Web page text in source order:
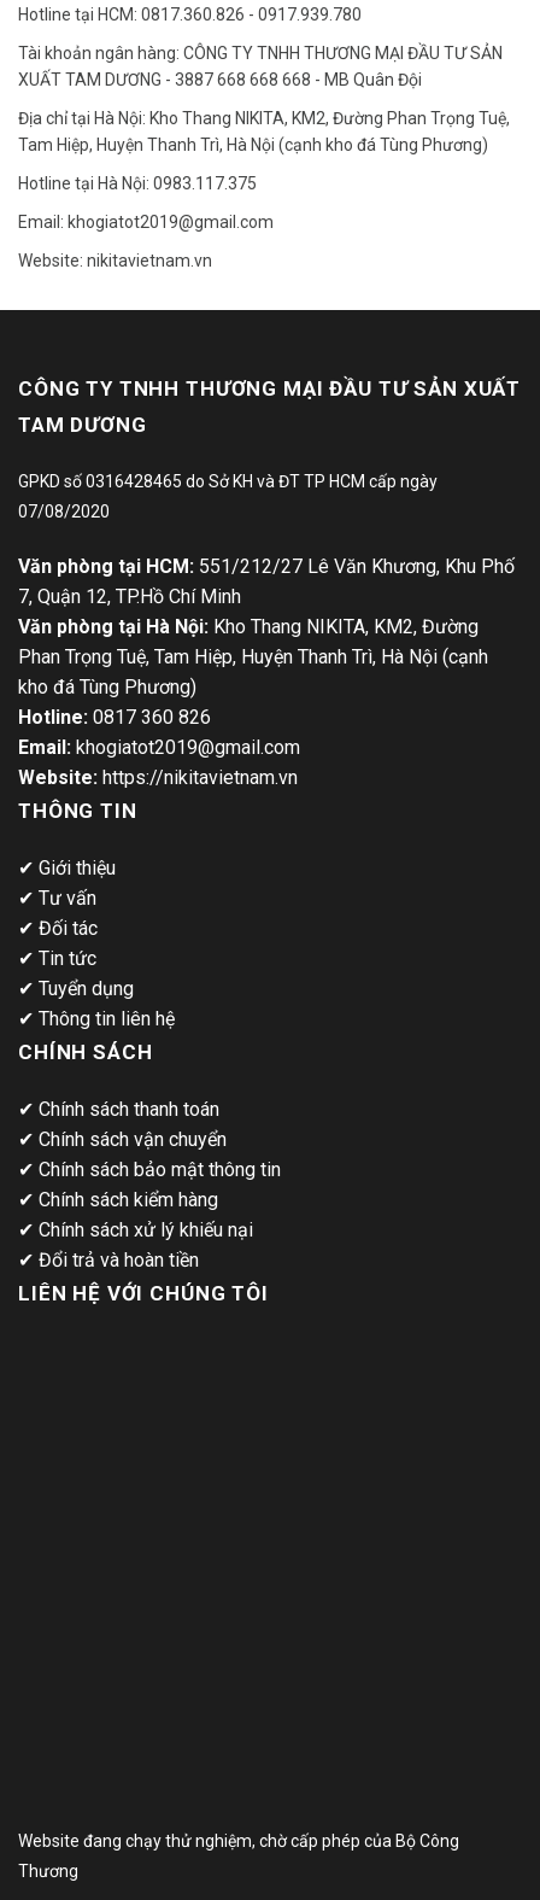
Hotline tại HCM: 0817.360.826 - 0917.939.780
Tài khoản ngân hàng: CÔNG TY TNHH THƯƠNG MẠI ĐẦU TƯ SẢN
XUẤT TAM DƯƠNG - 3887 668 668 668 - MB Quân Đội
Địa chỉ tại Hà Nội: Kho Thang NIKITA, KM2, Đường Phan Trọng Tuệ,
Tam Hiệp, Huyện Thanh Trì, Hà Nội (cạnh kho đá Tùng Phương)
Hotline tại Hà Nội: 0983.117.375
Email: khogiatot2019@gmail.com
Website: nikitavietnam.vn
CÔNG TY TNHH THƯƠNG MẠI ĐẦU TƯ SẢN XUẤT
TAM DƯƠNG
GPKD số 0316428465 do Sở KH và ĐT TP HCM cấp ngày
07/08/2020
Văn phòng tại HCM: 551/212/27 Lê Văn Khương, Khu Phố
7, Quận 12, TP.Hồ Chí Minh
Văn phòng tại Hà Nội: Kho Thang NIKITA, KM2, Đường
Phan Trọng Tuệ, Tam Hiệp, Huyện Thanh Trì, Hà Nội (cạnh
kho đá Tùng Phương)
Hotline: 0817 360 826
Email: khogiatot2019@gmail.com
Website: https://nikitavietnam.vn
THÔNG TIN
✔ Giới thiệu
✔ Tư vấn
✔ Đối tác
✔ Tin tức
✔ Tuyển dụng
✔ Thông tin liên hệ
CHÍNH SÁCH
✔ Chính sách thanh toán
✔ Chính sách vận chuyển
✔ Chính sách bảo mật thông tin
✔ Chính sách kiểm hàng
✔ Chính sách xử lý khiếu nại
✔ Đổi trả và hoàn tiền
LIÊN HỆ VỚI CHÚNG TÔI
Website đang chạy thử nghiệm, chờ cấp phép của Bộ Công
Thương